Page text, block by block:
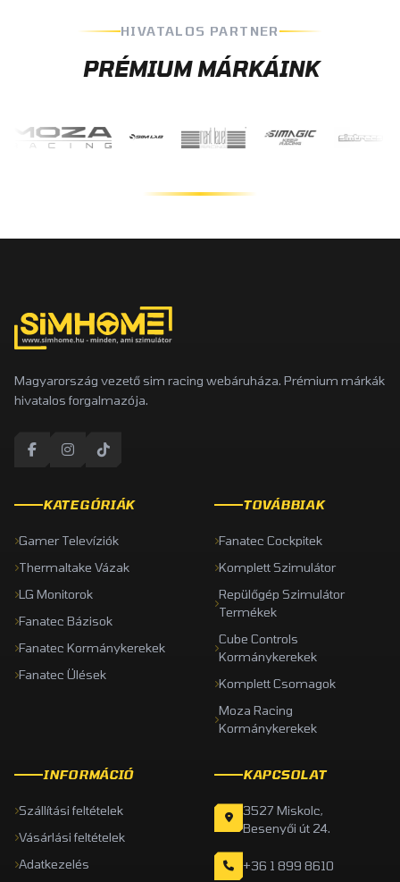
HIVATALOS PARTNER
PRÉMIUM MÁRKÁINK
Magyarország vezető sim racing webáruháza. Prémium márkák
hivatalos forgalmazója.
KATEGÓRIÁK
Gamer Televíziók
Thermaltake Vázak
LG Monitorok
Fanatec Bázisok
Fanatec Kormánykerekek
Fanatec Ülések
TOVÁBBIAK
Fanatec Cockpitek
Komplett Szimulátor
Repülőgép Szimulátor
Termékek
Cube Controls
Kormánykerekek
Komplett Csomagok
Moza Racing
Kormánykerekek
INFORMÁCIÓ
Szállítási feltételek
Vásárlási feltételek
Adatkezelés
KAPCSOLAT
3527 Miskolc,
Besenyői út 24.
+36 1 899 8610